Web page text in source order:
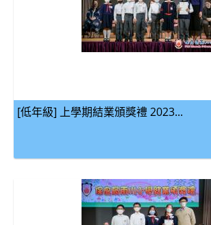
[低年級] 上學期結業頒獎禮 2023...